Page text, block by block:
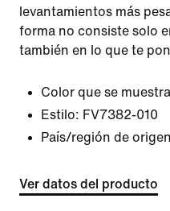
levantamientos más
forma no consiste solo
también en lo que te
Color que se
Estilo: FV7382-010
País/región de
Ver datos del producto